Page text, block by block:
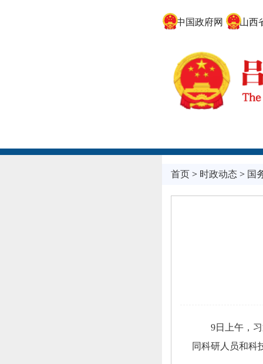
中国政府网 山西省
首页> 时政动态> 国
9日上午，
同科研人员和科